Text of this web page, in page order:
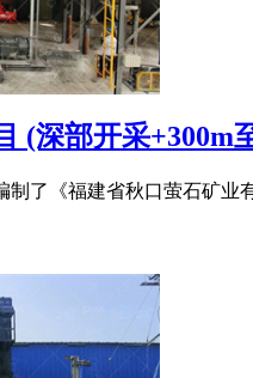
(深部开采+300m
制了《福建省秋口萤石矿